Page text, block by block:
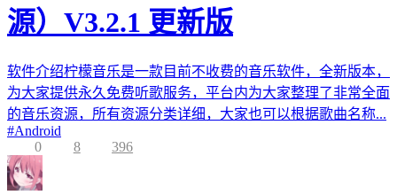
源）V3.2.1 更新版
软件介绍柠檬音乐是一款目前不收费的音乐软件，全新版本，
为大家提供永久免费听歌服务，平台内为大家整理了非常全面
的音乐资源，所有资源分类详细，大家也可以根据歌曲名称...
#Android
0
8 396